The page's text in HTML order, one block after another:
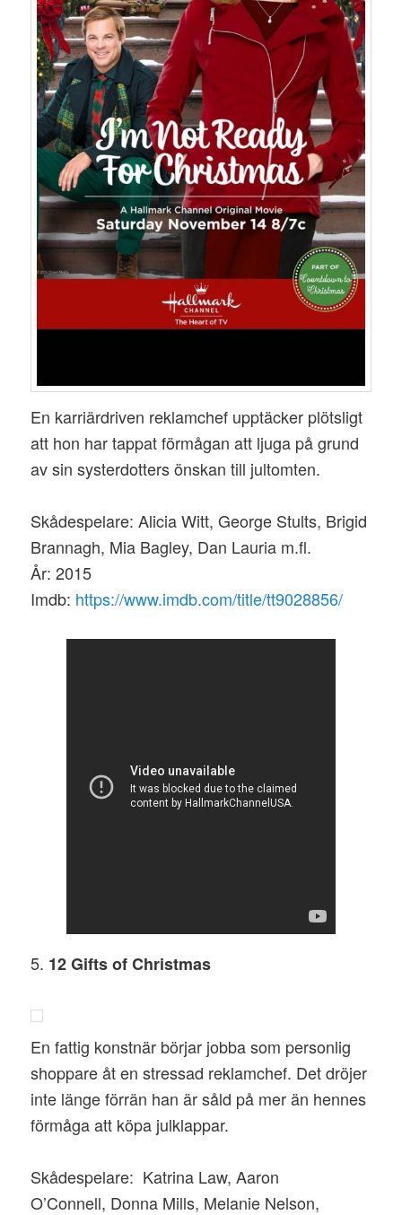
En karriärdriven reklamchef upptäcker plötsligt
att hon har tappat förmågan att ljuga på grund
av sin systerdotters önskan till jultomten.
Skådespelare: Alicia Witt, George Stults, Brigid
Brannagh, Mia Bagley, Dan Lauria m.fl.
År: 2015
Imdb: https://www.imdb.com/title/tt9028856/
5. 12 Gifts of Christmas
En fattig konstnär börjar jobba som personlig
shoppare åt en stressad reklamchef. Det dröjer
inte länge förrän han är såld på mer än hennes
förmåga att köpa julklappar.
Skådespelare: Katrina Law, Aaron
O’Connell, Donna Mills, Melanie Nelson,